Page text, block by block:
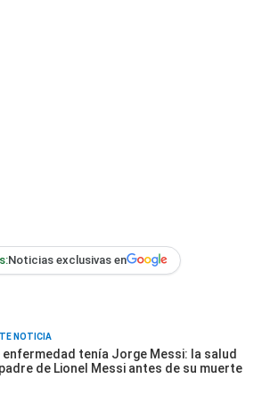
Noticias exclusivas en
NOTICIA
enfermedad tenía Jorge Messi: la salud
de Lionel Messi antes de su muerte